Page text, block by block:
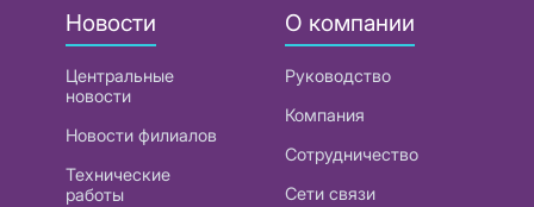
Новости
Центральные
новости
Новости филиалов
Технические
работы
О компании
Руководство
Компания
Сотрудничество
Сети связи